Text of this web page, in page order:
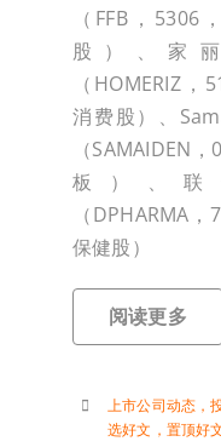
（FFB，5306
股）、家
（HOMERIZ，
消费股）、
（SAMAIDEN
板）、联
（DPHARMA
保健股）
阅读更多
上市公司动态 ，
选好文 ， 置顶好